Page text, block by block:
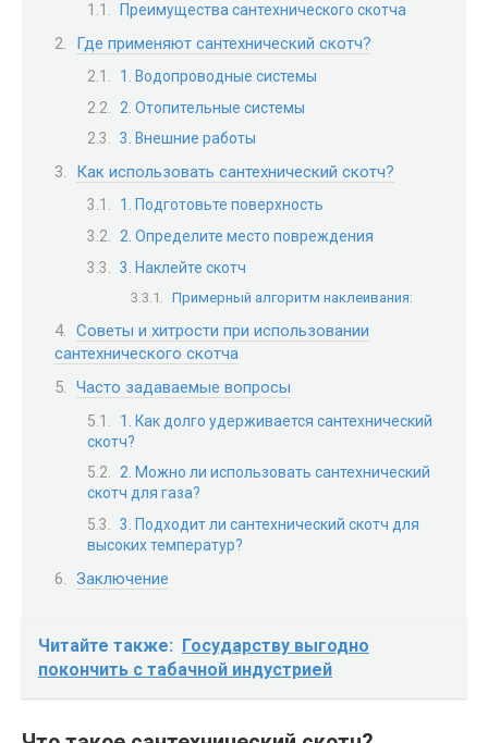
Преимущества сантехнического скотча
Где применяют сантехнический скотч?
1. Водопроводные системы
2. Отопительные системы
3. Внешние работы
Как использовать сантехнический скотч?
1. Подготовьте поверхность
2. Определите место повреждения
3. Наклейте скотч
Примерный алгоритм наклеивания:
Советы и хитрости при использовании
сантехнического скотча
Часто задаваемые вопросы
1. Как долго удерживается сантехнический
скотч?
2. Можно ли использовать сантехнический
скотч для газа?
3. Подходит ли сантехнический скотч для
высоких температур?
Заключение
Читайте также: Государству выгодно
покончить с табачной индустрией